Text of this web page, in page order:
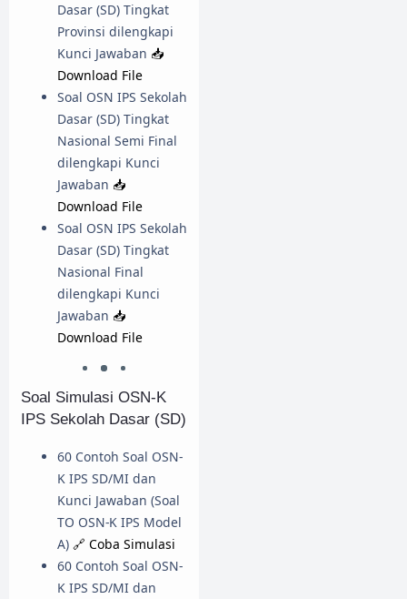
Dasar (SD) Tingkat
Provinsi dilengkapi
Kunci Jawaban 📥
Download File
Soal OSN IPS Sekolah
Dasar (SD) Tingkat
Nasional Semi Final
dilengkapi Kunci
Jawaban 📥
Download File
Soal OSN IPS Sekolah
Dasar (SD) Tingkat
Nasional Final
dilengkapi Kunci
Jawaban 📥
Download File
Soal Simulasi OSN-K
IPS Sekolah Dasar (SD)
60 Contoh Soal OSN-
K IPS SD/MI dan
Kunci Jawaban (Soal
TO OSN-K IPS Model
A) 🔗 Coba Simulasi
60 Contoh Soal OSN-
K IPS SD/MI dan